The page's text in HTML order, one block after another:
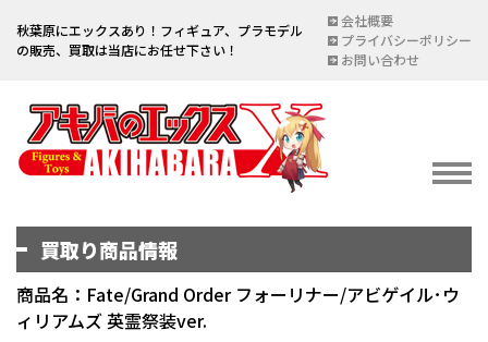
秋葉原にエックスあり！フィギュア、プラモデル
の販売、買取は当店にお任せ下さい！
会社概要
プライバシーポリシー
お問い合わせ
イベント情報
宅配買取のご案内
買取り商品情報
商品名：Fate/Grand Order フォーリナー/アビゲイル･ウ
ィリアムズ 英霊祭装ver.